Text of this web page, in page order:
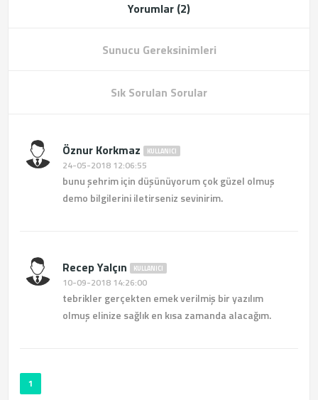
Yorumlar (2)
Sunucu Gereksinimleri
Sık Sorulan Sorular
Öznur Korkmaz KULLANICI
24-05-2018 12:06:55
bunu şehrim için düşünüyorum çok güzel olmuş
demo bilgilerini iletirseniz sevinirim.
Recep Yalçın KULLANICI
10-09-2018 14:26:00
tebrikler gerçekten emek verilmiş bir yazılım
olmuş elinize sağlık en kısa zamanda alacağım.
1